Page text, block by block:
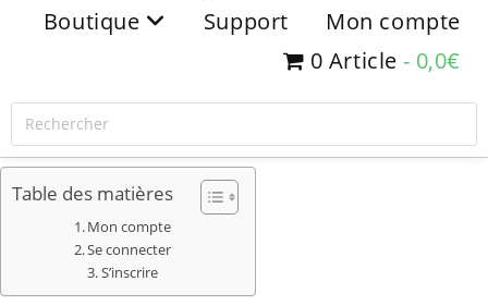
Boutique
Support
Mon compte
0 Article
0,0€
Table des matières
Mon compte
Se connecter
S’inscrire